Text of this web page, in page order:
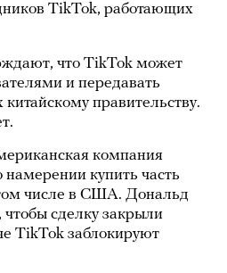
TikTok, работающих
что TikTok может
и передавать
правительству.
компания
купить часть
числе в США. Дональд
, чтобы сделку закрыли
TikTok заблокируют